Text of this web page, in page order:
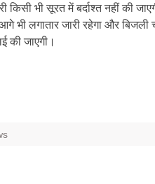
भी सूरत में बर्दाश्त नहीं की
भी लगातार जारी रहेगा और बिजली
की जाएगी।